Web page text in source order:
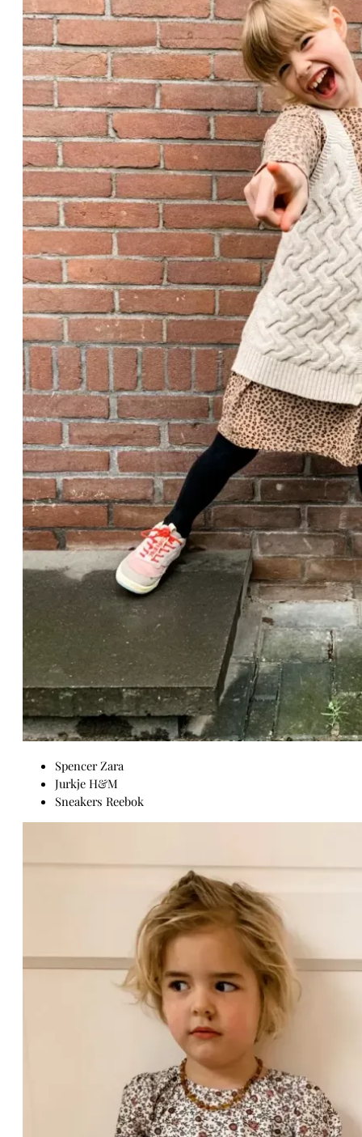
Spencer Zara
Jurkje H&M
Sneakers Reebok